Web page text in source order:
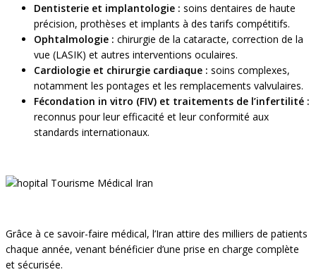
Dentisterie et implantologie : soins dentaires de haute
précision, prothèses et implants à des tarifs compétitifs.
Ophtalmologie : chirurgie de la cataracte, correction de la
vue (LASIK) et autres interventions oculaires.
Cardiologie et chirurgie cardiaque : soins complexes,
notamment les pontages et les remplacements valvulaires.
Fécondation in vitro (FIV) et traitements de l’infertilité :
reconnus pour leur efficacité et leur conformité aux
standards internationaux.
Grâce à ce savoir-faire médical, l’Iran attire des milliers de patients
chaque année, venant bénéficier d’une prise en charge complète
et sécurisée.